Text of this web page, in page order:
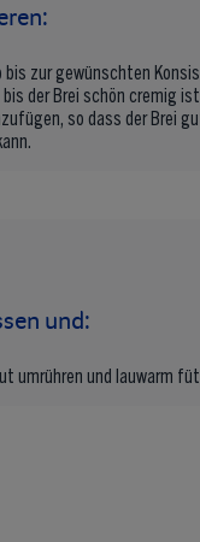
zur gewünschten
der Brei schön cremig
so dass der Brei
und:
umrühren und lauwarm